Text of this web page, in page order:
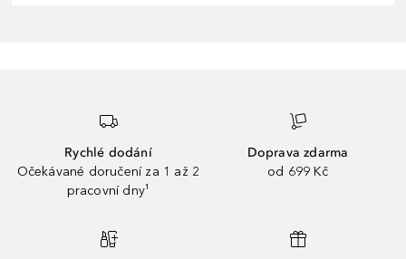
Rychlé dodání
Očekávané doručení za 1 až 2
pracovní dny¹
Doprava zdarma
od 699 Kč